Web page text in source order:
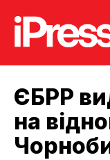
ЄБРР
на